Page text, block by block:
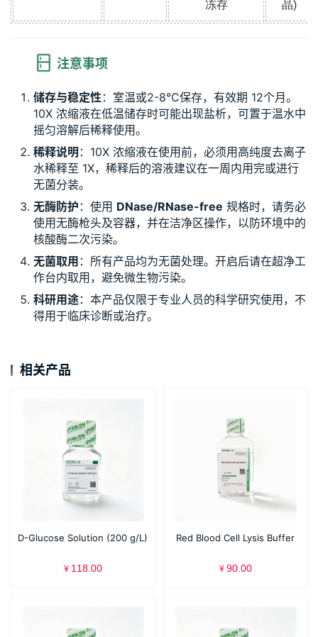
冻存 晶)
注意事项
储存与稳定性：室温或2-8°C保存，有效期 12个月。
10X 浓缩液在低温储存时可能出现盐析，可置于温水中
摇匀溶解后稀释使用。
稀释说明 ：10X 浓缩液在使用前，必须用高纯度去离子
水稀释至 1X，稀释后的溶液建议在一周内用完或进行
无菌分装。
无酶防护 ：使用 DNase/RNase-free 规格时，请务必
使用无酶枪头及容器，并在洁净区操作，以防环境中的
核酸酶二次污染。
无菌取用 ：所有产品均为无菌处理。开启后请在超净工
作台内取用，避免微生物污染。
科研用途：本产品仅限于专业人员的科学研究使用，不
得用于临床诊断或治疗。
相关产品
D-Glucose Solution (200 g/L)
¥ 118.00
Red Blood Cell Lysis Buffer
¥ 90.00